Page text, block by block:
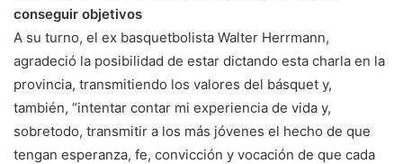
conseguir objetivos
A su turno, el ex basquetbolista Walter Herrmann,
agradeció la posibilidad de estar dictando esta charla en la
provincia, transmitiendo los valores del básquet y,
también, “intentar contar mi experiencia de vida y,
sobretodo, transmitir a los más jóvenes el hecho de que
tengan esperanza, fe, convicción y vocación de que cada